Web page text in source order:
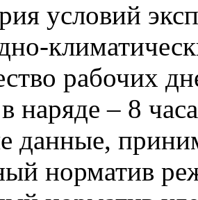
условий
рабочих
наряде – 8
данные,
норматив